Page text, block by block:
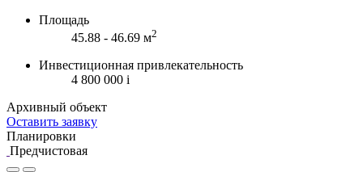
Площадь
45.88 - 46.69 м2
Инвестиционная привлекательность
4 800 000 i
Архивный объект
Оставить заявку
Планировки
Предчистовая